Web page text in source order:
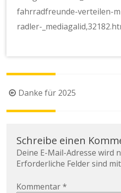
fahrradfreunde-verteilen-
radler-
Beitragsnavigation
Danke für 2025
Schreibe einen
Deine E-Mail-Adresse wird
Erforderliche Felder sind
Kommentar*